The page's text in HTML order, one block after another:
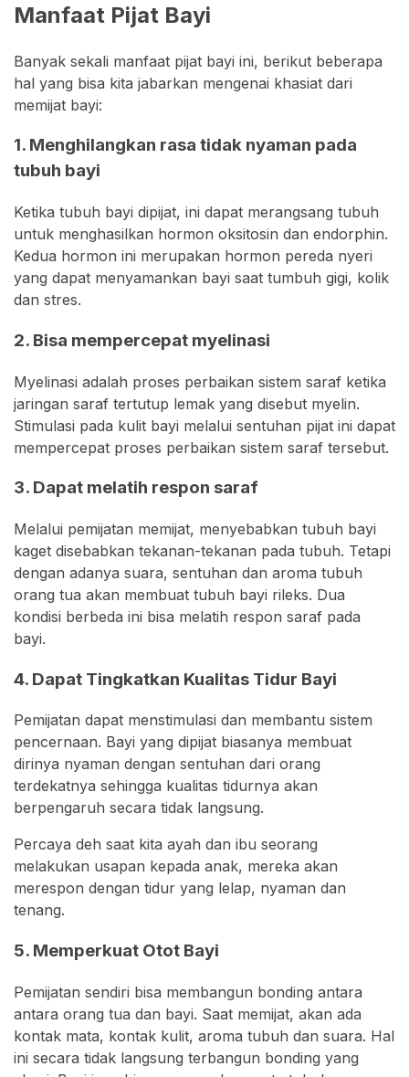
Manfaat Pijat Bayi
Banyak sekali manfaat pijat bayi ini, berikut beberapa
hal yang bisa kita jabarkan mengenai khasiat dari
memijat bayi:
1. Menghilangkan rasa tidak nyaman pada
tubuh bayi
Ketika tubuh bayi dipijat, ini dapat merangsang tubuh
untuk menghasilkan hormon oksitosin dan endorphin.
Kedua hormon ini merupakan hormon pereda nyeri
yang dapat menyamankan bayi saat tumbuh gigi, kolik
dan stres.
2. Bisa mempercepat myelinasi
Myelinasi adalah proses perbaikan sistem saraf ketika
jaringan saraf tertutup lemak yang disebut myelin.
Stimulasi pada kulit bayi melalui sentuhan pijat ini dapat
mempercepat proses perbaikan sistem saraf tersebut.
3. Dapat melatih respon saraf
Melalui pemijatan memijat, menyebabkan tubuh bayi
kaget disebabkan tekanan-tekanan pada tubuh. Tetapi
dengan adanya suara, sentuhan dan aroma tubuh
orang tua akan membuat tubuh bayi rileks. Dua
kondisi berbeda ini bisa melatih respon saraf pada
bayi.
4. Dapat Tingkatkan Kualitas Tidur Bayi
Pemijatan dapat menstimulasi dan membantu sistem
pencernaan. Bayi yang dipijat biasanya membuat
dirinya nyaman dengan sentuhan dari orang
terdekatnya sehingga kualitas tidurnya akan
berpengaruh secara tidak langsung.
Percaya deh saat kita ayah dan ibu seorang
melakukan usapan kepada anak, mereka akan
merespon dengan tidur yang lelap, nyaman dan
tenang.
5. Memperkuat Otot Bayi
Pemijatan sendiri bisa membangun bonding antara
antara orang tua dan bayi. Saat memijat, akan ada
kontak mata, kontak kulit, aroma tubuh dan suara. Hal
ini secara tidak langsung terbangun bonding yang